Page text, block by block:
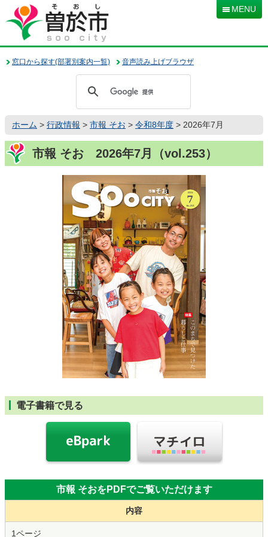
本
文
移
動
音声読み上げブラウザ
窓口から探す(部署別案内一覧)
MENU
ホーム > 行政情報 > 市報 そお > 令和8年度 > 2026年7月
市報 そお 2026年7月（vol.253）
電子書籍で見る
市報 そおをPDFでご覧いただけます
内容
1ページ